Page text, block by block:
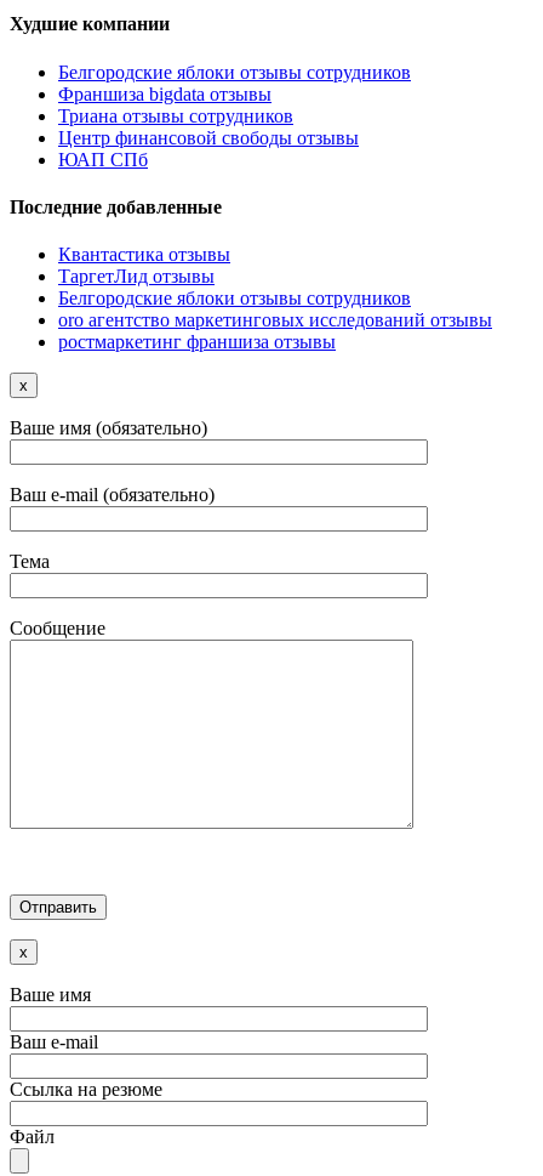
Худшие компании
Белгородские яблоки отзывы сотрудников
Франшиза bigdata отзывы
Триана отзывы сотрудников
Центр финансовой свободы отзывы
ЮАП СПб
Последние добавленные
Квантастика отзывы
ТаргетЛид отзывы
Белгородские яблоки отзывы сотрудников
oro агентство маркетинговых исследований отзывы
ростмаркетинг франшиза отзывы
x
Ваше имя (обязательно)
Ваш e-mail (обязательно)
Тема
Сообщение
x
Ваше имя
Ваш e-mail
Ссылка на резюме
Файл